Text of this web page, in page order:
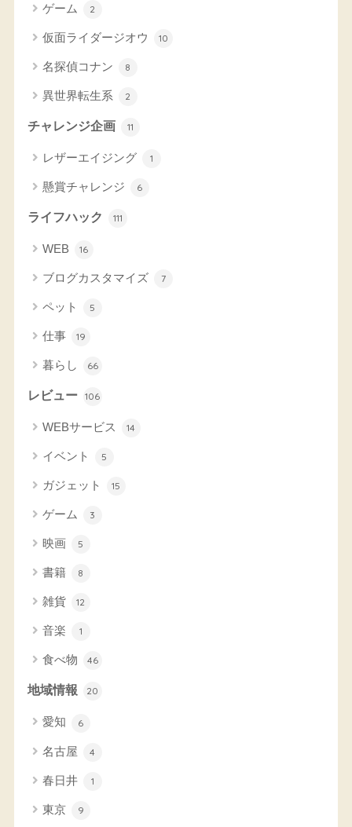
ゲーム 2
仮面ライダージオウ 10
名探偵コナン 8
異世界転生系 2
チャレンジ企画 11
レザーエイジング 1
懸賞チャレンジ 6
ライフハック 111
WEB 16
ブログカスタマイズ 7
ペット 5
仕事 19
暮らし 66
レビュー 106
WEBサービス 14
イベント 5
ガジェット 15
ゲーム 3
映画 5
書籍 8
雑貨 12
音楽 1
食べ物 46
地域情報 20
愛知 6
名古屋 4
春日井 1
東京 9